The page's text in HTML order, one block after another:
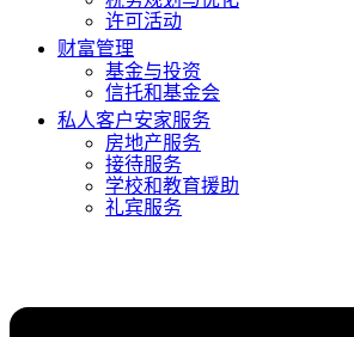
许可活动
财富管理
基金与投资
信托和基金会
私人客户安家服务
房地产服务
接待服务
学校和教育援助
礼宾服务